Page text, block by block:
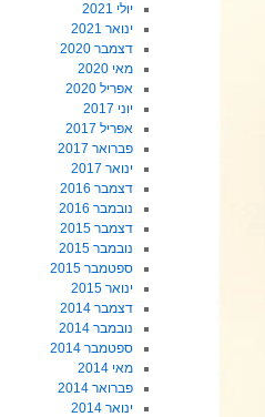
יולי 2021
ינואר 2021
דצמבר 2020
מאי 2020
אפריל 2020
יוני 2017
אפריל 2017
פברואר 2017
ינואר 2017
דצמבר 2016
נובמבר 2016
דצמבר 2015
נובמבר 2015
ספטמבר 2015
ינואר 2015
דצמבר 2014
נובמבר 2014
ספטמבר 2014
מאי 2014
פברואר 2014
ינואר 2014